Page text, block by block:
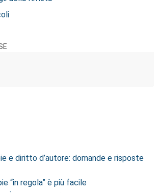
e diritto d’autore: domande e risposte
“in regola” è più facile